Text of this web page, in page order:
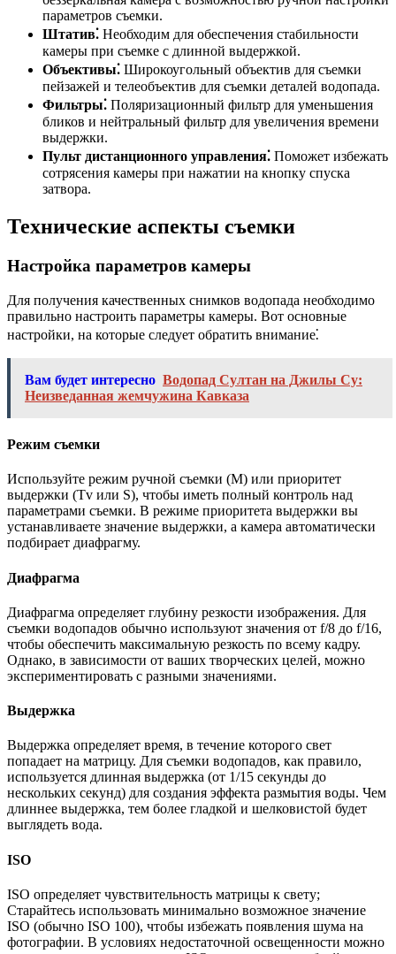
параметров съемки.
Штатив⁚ Необходим для обеспечения стабильности
камеры при съемке с длинной выдержкой.
Объективы⁚ Широкоугольный объектив для съемки
пейзажей и телеобъектив для съемки деталей водопада.
Фильтры⁚ Поляризационный фильтр для уменьшения
бликов и нейтральный фильтр для увеличения времени
выдержки.
Пульт дистанционного управления⁚ Поможет избежать
сотрясения камеры при нажатии на кнопку спуска
затвора.
Технические аспекты съемки
Настройка параметров камеры
Для получения качественных снимков водопада необходимо
правильно настроить параметры камеры. Вот основные
настройки, на которые следует обратить внимание⁚
Вам будет интересно Водопад Султан на Джилы Су:
Неизведанная жемчужина Кавказа
Режим съемки
Используйте режим ручной съемки (М) или приоритет
выдержки (Tv или S), чтобы иметь полный контроль над
параметрами съемки. В режиме приоритета выдержки вы
устанавливаете значение выдержки, а камера автоматически
подбирает диафрагму.
Диафрагма
Диафрагма определяет глубину резкости изображения. Для
съемки водопадов обычно используют значения от f/8 до f/16,
чтобы обеспечить максимальную резкость по всему кадру.
Однако, в зависимости от ваших творческих целей, можно
экспериментировать с разными значениями.
Выдержка
Выдержка определяет время, в течение которого свет
попадает на матрицу. Для съемки водопадов, как правило,
используется длинная выдержка (от 1/15 секунды до
нескольких секунд) для создания эффекта размытия воды. Чем
длиннее выдержка, тем более гладкой и шелковистой будет
выглядеть вода.
ISO
ISO определяет чувствительность матрицы к свету;
Старайтесь использовать минимально возможное значение
ISO (обычно ISO 100), чтобы избежать появления шума на
фотографии. В условиях недостаточной освещенности можно